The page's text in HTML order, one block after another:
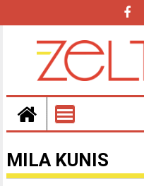
MILA KUNIS